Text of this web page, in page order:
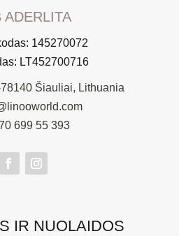
ADERLITA
145270072
LT452700716
Šiauliai, Lithuania
699 55 393
IR NUOLAIDOS